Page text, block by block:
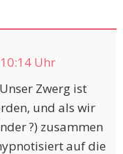
Uhr
Zwerg ist
und als wir
?) zusammen
auf die